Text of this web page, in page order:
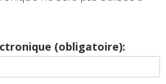
(obligatoire):